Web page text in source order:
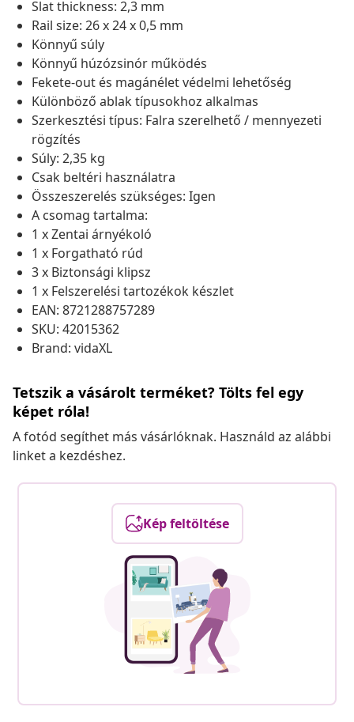
Slat thickness: 2,3 mm
Rail size: 26 x 24 x 0,5 mm
Könnyű súly
Könnyű húzózsinór működés
Fekete-out és magánélet védelmi lehetőség
Különböző ablak típusokhoz alkalmas
Szerkesztési típus: Falra szerelhető / mennyezeti
rögzítés
Súly: 2,35 kg
Csak beltéri használatra
Összeszerelés szükséges: Igen
A csomag tartalma:
1 x Zentai árnyékoló
1 x Forgatható rúd
3 x Biztonsági klipsz
1 x Felszerelési tartozékok készlet
EAN: 8721288757289
SKU: 42015362
Brand: vidaXL
Tetszik a vásárolt terméket? Tölts fel egy
képet róla!
A fotód segíthet más vásárlóknak. Használd az alábbi
linket a kezdéshez.
Kép feltöltése